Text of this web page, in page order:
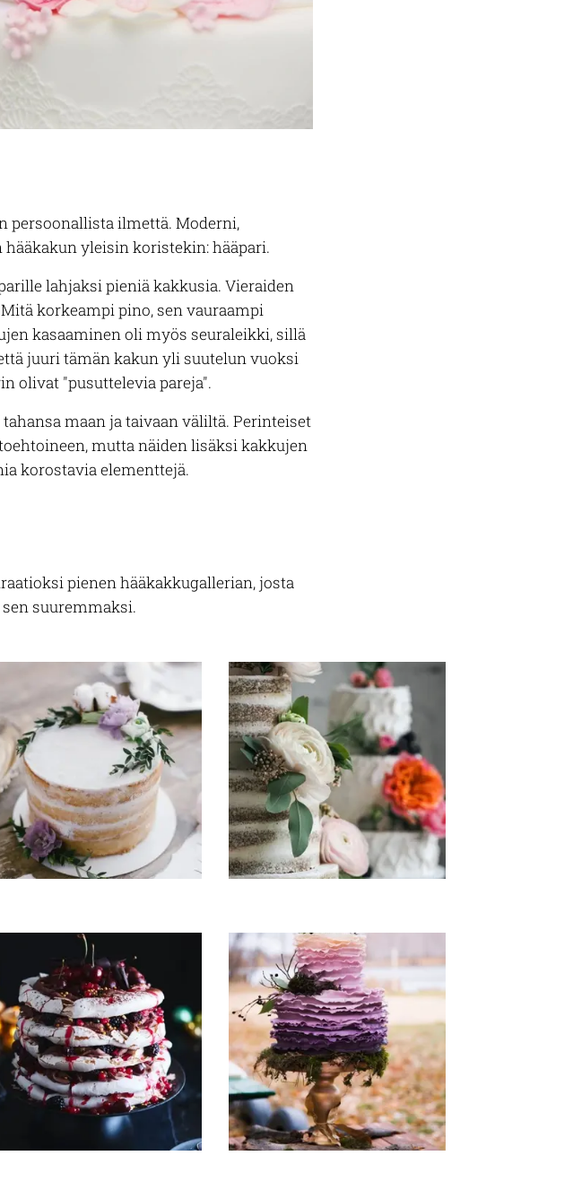
persoonallista ilmettä. Moderni,
yleisin koristekin: hääpari.
lahjaksi pieniä kakkusia. Vieraiden
korkeampi pino, sen vauraampi
kasaaminen oli myös seuraleikki, sillä
juuri tämän kakun yli suutelun vuoksi
olivat "pusuttelevia pareja".
maan ja taivaan väliltä. Perinteiset
mutta näiden lisäksi kakkujen
korostavia elementtejä.
pienen hääkakkugallerian, josta
suuremmaksi.